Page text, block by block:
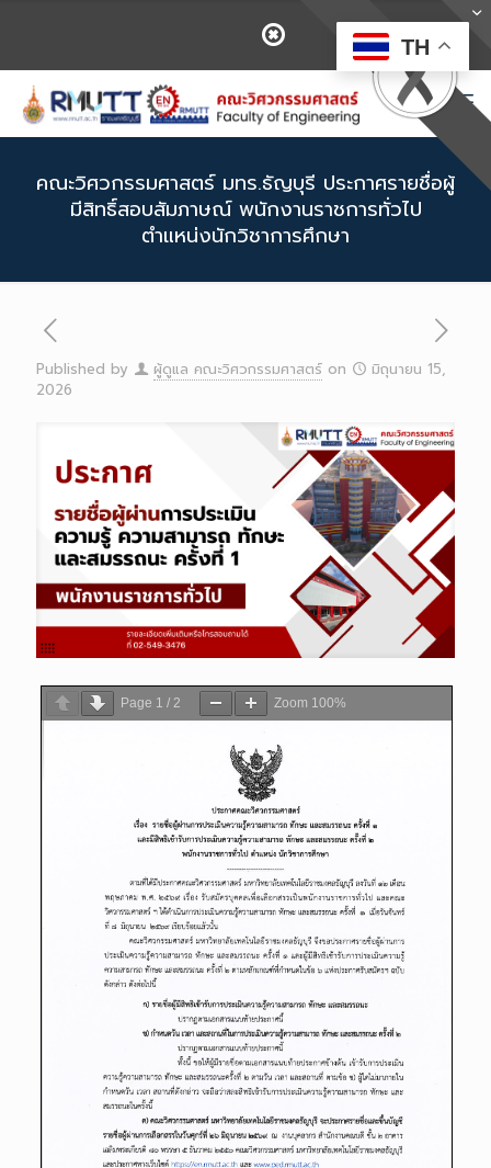
คณะวิศวกรรมศาสตร์ มทร.ธัญบุรี ประกาศรายชื่อผู้
มีสิทธิ์สอบสัมภาษณ์ พนักงานราชการทั่วไป
ตำแหน่งนักวิชาการศึกษา
Published by ผู้ดูแล คณะวิศวกรรมศาสตร์ on
มิถุนายน 15,
2026
Page 1 / 2 Zoom 100%
TH